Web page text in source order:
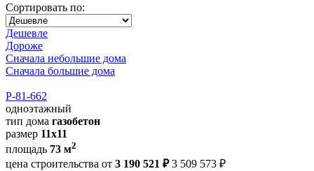
Сортировать по:
Дешевле
Дороже
Сначала небольшие дома
Сначала большие дома
Р-81-662
одноэтажный
тип дома газобетон
размер 11x11
площадь 73 м2
цена строительства от 3 190 521 ₽ 3 509 573 ₽